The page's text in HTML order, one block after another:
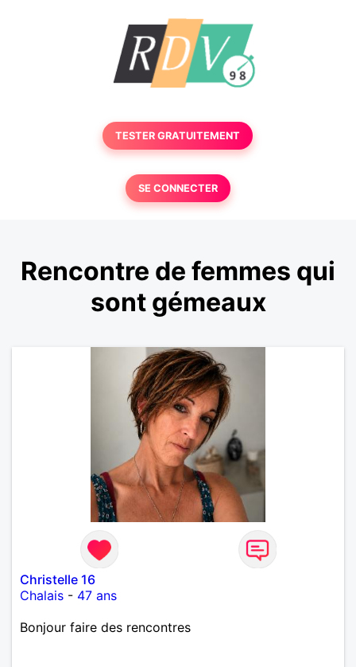
TESTER GRATUITEMENT
SE CONNECTER
Rencontre de femmes qui
sont gémeaux
Christelle 16
Chalais - 47 ans
Bonjour faire des rencontres